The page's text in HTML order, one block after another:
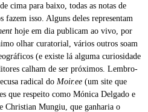
cima para baixo, todas as notas de
isso. Alguns deles representam
hoje em dia publicam ao vivo, por
olhar curatorial, vários outros soam
(e existe lá alguma curiosidade
calham de ser próximos. Lembro-
radical do Moir.ee (um site que
que respeito como Mónica Delgado e
Christian Mungiu, que ganharia o